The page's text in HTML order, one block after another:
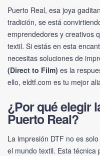
Puerto Real, esa joya
tradición, se está
emprendedores y creativos
textil. Si estás en esta
necesitas soluciones de
(Direct to Film) es la
ello, eldtf.com es tu mejor
¿Por qué elegir
Puerto Real?
La impresión DTF no es
el mundo textil. Esta técnica